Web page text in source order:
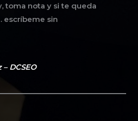
toma nota y si te queda
escríbeme sin
DCSEO